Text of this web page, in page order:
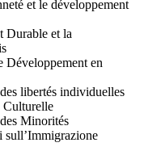
et le développement
Durable et la
Développement en
libertés individuelles
Culturelle
Minorités